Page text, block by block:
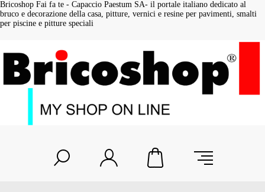
Bricoshop Fai fa te - Capaccio Paestum SA- il portale italiano dedicato al
bruco e decorazione della casa, pitture, vernici e resine per pavimenti, smalti
per piscine e pitture speciali